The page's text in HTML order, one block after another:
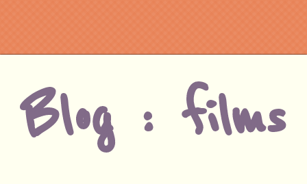
Blog : films